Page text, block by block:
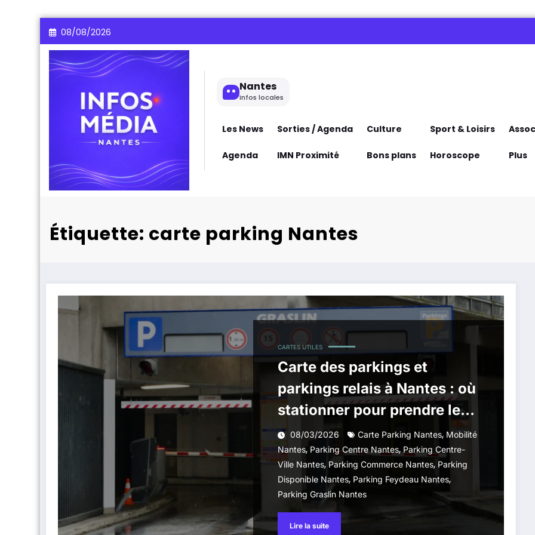
Aller
au
contenu
08/08/2026
Nantes
Infos locales
Les News Sorties / Agenda Culture Sport & Loisirs
Agenda IMN Proximité Bons plans Horoscope Plus
Étiquette: carte parking Nantes
CARTES UTILES
Carte des parkings et
parkings relais à Nantes : où
stationner pour prendre le
tram ou le bus
08/03/2026 Carte Parking Nantes, Mobilité
Nantes, Parking Centre Nantes,Parking Centre-
Ville Nantes, Parking Commerce Nantes, Parking
Disponible Nantes, Parking Feydeau Nantes,
Parking Graslin Nantes
Lire la suite